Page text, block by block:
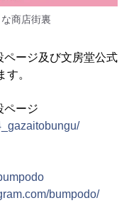
商店街裏
ージ及び文房堂公式
。
ページ
bumpodo/